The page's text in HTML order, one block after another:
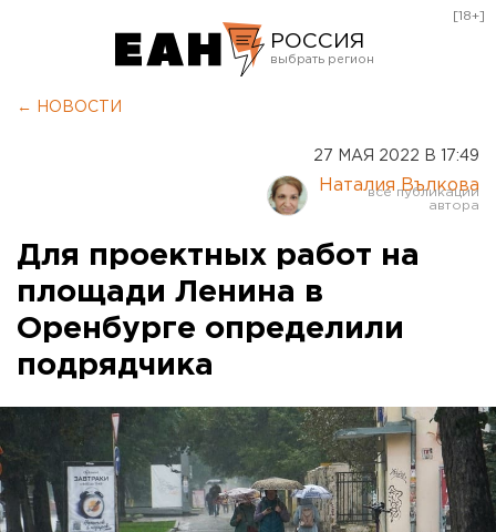
РОССИЯ
Курган
Оренбург
[18+]
← НОВОСТИ
27 МАЯ 2022 В 17:49
Наталия Вълкова
Для проектных работ на
площади Ленина в
Оренбурге определили
подрядчика